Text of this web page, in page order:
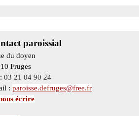
paroissial
du doyen
Fruges
03 21 04 90 24
: paroisse.defruges@free.fr
écrire